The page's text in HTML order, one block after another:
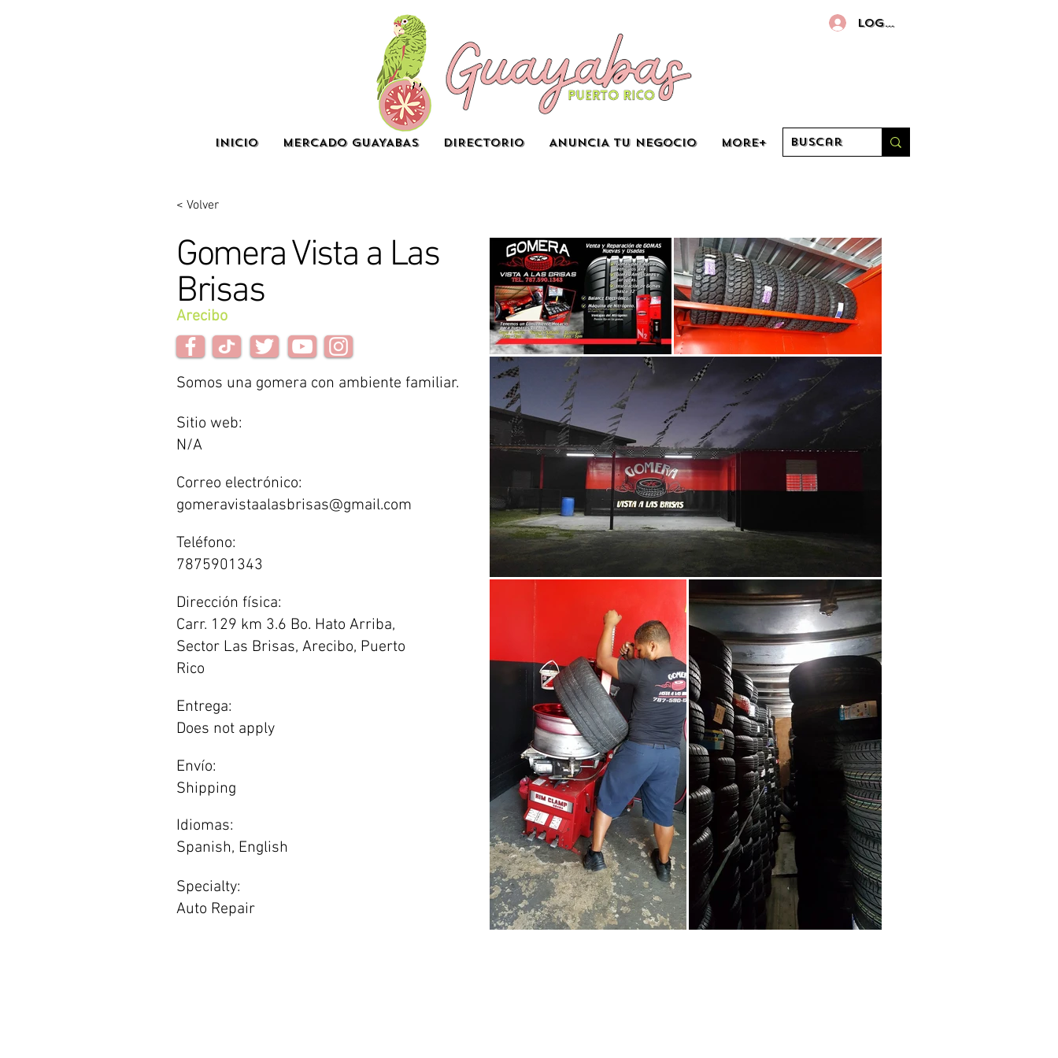
INICIO MERCADO GUAYABAS DIRECTORIO ANUNCIA TU NEGOCIO More+
Log in
< Volver
Gomera Vista a Las
Brisas
Arecibo
Somos una gomera con ambiente familiar.
Sitio web:
N/A
Correo electrónico:
gomeravistaalasbrisas@gmail.com
Teléfono:
7875901343
Dirección física:
Carr. 129 km 3.6 Bo. Hato Arriba,
Sector Las Brisas, Arecibo, Puerto
Rico
Entrega:
Does not apply
Envío:
Shipping
Idiomas:
Spanish, English
Specialty:
Auto Repair